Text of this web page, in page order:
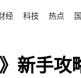
经 科技 热点
新手